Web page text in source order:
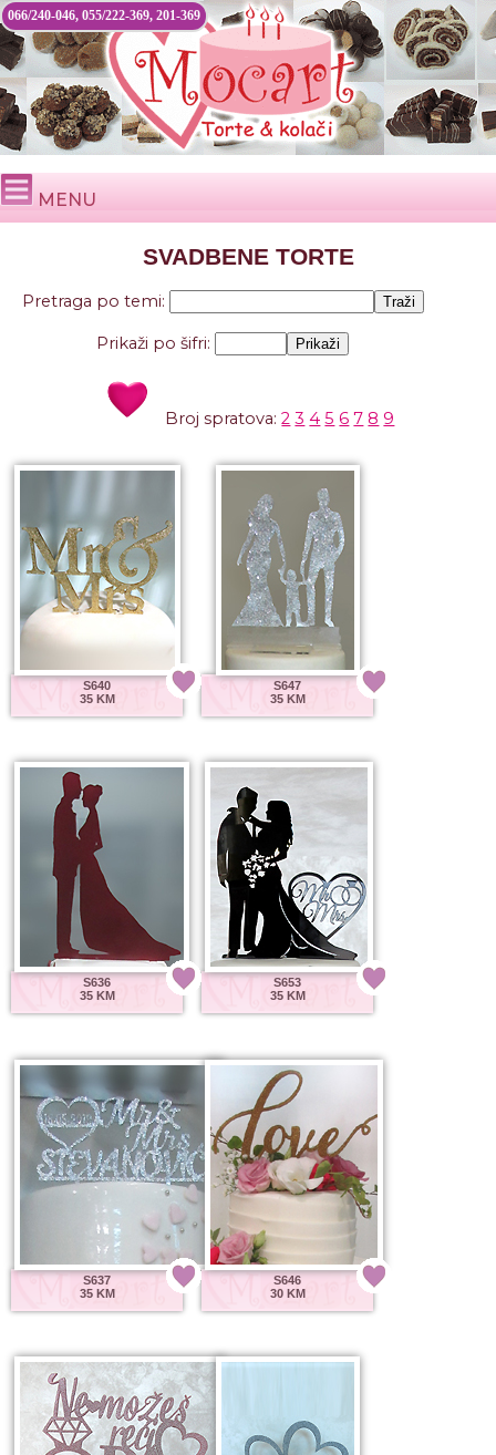
MENU
SVADBENE TORTE
Pretraga po temi:
Prikaži po šifri:
Broj spratova:2 3 4 5 6 7 8 9
S640
35 KM
S647
35 KM
S636
35 KM
S653
35 KM
S637
35 KM
S646
30 KM
066/240-046, 055/222-369, 201-369